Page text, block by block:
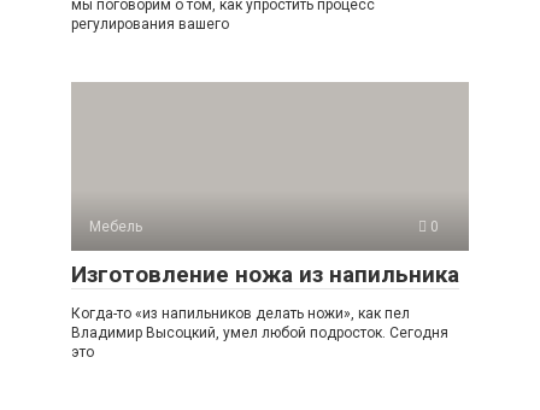
мы поговорим о том, как упростить процесс
регулирования вашего
Мебель 0
Изготовление ножа из напильника
Когда-то «из напильников делать ножи», как пел
Владимир Высоцкий, умел любой подросток. Сегодня
это